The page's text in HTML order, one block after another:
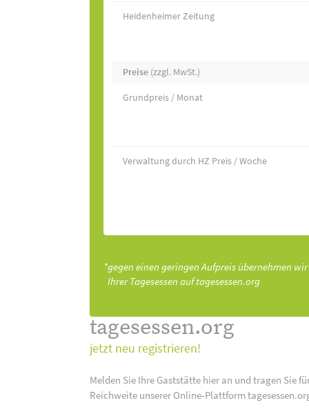
Heidenheimer Zeitung
Preise (zzgl. MwSt.)
Grundpreis / Monat
Verwaltung durch HZ Preis / Woche
*gegen einen geringen Aufpreis übernehmen
Ihrer Tagesessen auf tagesessen.org
tagesessen.org
jetzt neu registrieren!
Melden Sie Ihre Gaststätte hier an und tragen Sie
Reichweite unserer Online-Plattform